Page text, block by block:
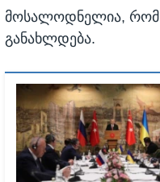
მოსალოდნელია, რომ
განახლდება.